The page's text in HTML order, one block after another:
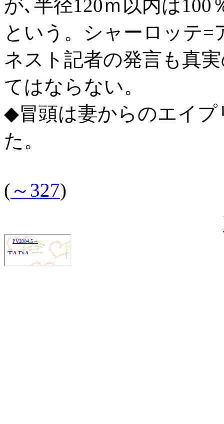
が､半径120ｍ以内は100
という。シャーロッテ
ネスト記者の発言も真
てはならない。
◆冒頭は妻からのエイ
た。
( ～327)